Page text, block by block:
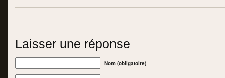
Laisser une réponse
Nom (obligatoire)